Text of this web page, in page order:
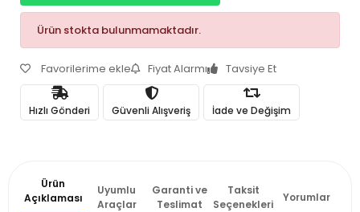
Ürün stokta bulunmamaktadır.
Favorilerime ekle Fiyat Alarmı Tavsiye Et
Hızlı Gönderi Güvenli Alışveriş İade ve Değişim
Ürün
Açıklaması
Uyumlu
Araçlar
Garanti ve
Teslimat
Taksit
Seçenekleri
Yorumlar